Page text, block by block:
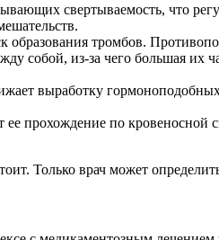
свертываемость, что
тромбов.
собой, из-за чего большая их
выработку
ее прохождение по
Только врач может